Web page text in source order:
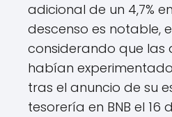
adicional de un 4,7%
descenso es notable,
considerando que las
habían
tras el anuncio de su
tesorería en BNB el 16